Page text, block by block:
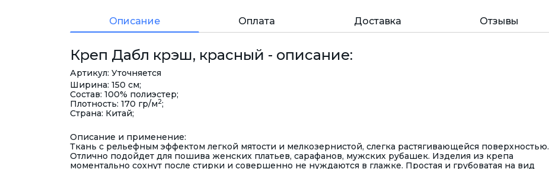
Описание Оплата Доставка Отзывы
Креп Дабл крэш, красный - описание:
Артикул: Уточняется
Ширина: 150 см;
Состав: 100% полиэстер;
Плотность: 170 гр/м2;
Страна: Китай;
Описание и применение:
Ткань с рельефным эффектом легкой мятости и мелкозернистой, слегка растягивающейся поверхностью.
Отлично подойдет для пошива женских платьев, сарафанов, мужских рубашек. Изделия из крепа
моментально сохнут после стирки и совершенно не нуждаются в глажке. Простая и грубоватая на вид